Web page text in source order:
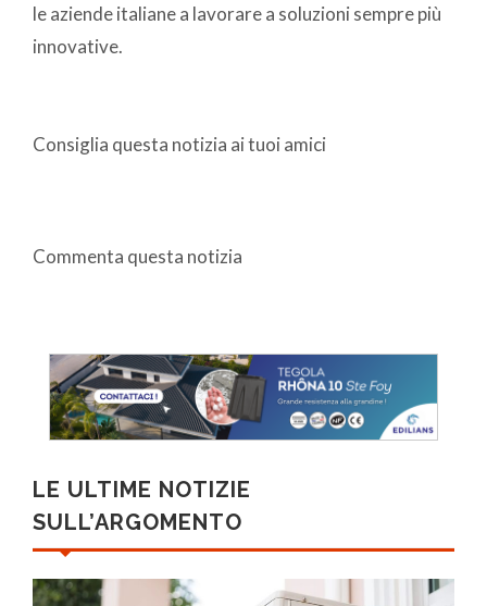
le aziende italiane a lavorare a soluzioni sempre più
innovative.
Consiglia questa notizia ai tuoi amici
Commenta questa notizia
LE ULTIME NOTIZIE
SULL’ARGOMENTO